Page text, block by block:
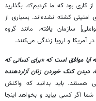
کاری بود که ما کردیم؟». بگذارید
امنیتی کشته نشده‌اند. بسیاری از
سازمان یافته. مانند گروه
آمریکا و اروپا زندگی می‌کنند.
آیا موافق است که «برای کسانی که
دیدن کتک خوردن زنان آزاردهنده
باید بدانید که واکنش
اگر کسی بیاید و بخواهد اینجا